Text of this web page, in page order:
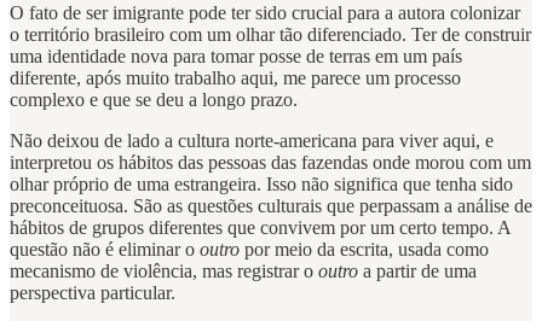
O fato de ser imigrante pode ter sido crucial para a autora colonizar
o território brasileiro com um olhar tão diferenciado. Ter de construir
uma identidade nova para tomar posse de terras em um país
diferente, após muito trabalho aqui, me parece um processo
complexo e que se deu a longo prazo.
Não deixou de lado a cultura norte-americana para viver aqui, e
interpretou os hábitos das pessoas das fazendas onde morou com um
olhar próprio de uma estrangeira. Isso não significa que tenha sido
preconceituosa. São as questões culturais que perpassam a análise de
hábitos de grupos diferentes que convivem por um certo tempo. A
questão não é eliminar o outro por meio da escrita, usada como
mecanismo de violência, mas registrar o outro a partir de uma
perspectiva particular.